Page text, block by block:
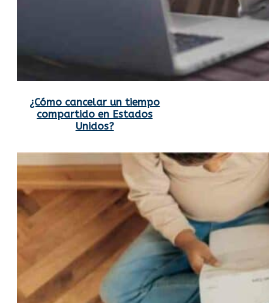
¿Cómo cancelar un tiempo
compartido en Estados
Unidos?